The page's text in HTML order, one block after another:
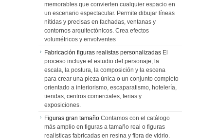
memorables que convierten cualquier espacio en
un escenario espectacular. Permite dibujar líneas
nítidas y precisas en fachadas, ventanas y
contornos arquitectónicos. Crea efectos
volumétricos y envolventes
Fabricación figuras realistas personalizadas El
proceso incluye el estudio del personaje, la
escala, la postura, la composición y la escena
para crear una pieza única o un conjunto completo
orientado a interiorismo, escaparatismo, hotelería,
tiendas, centros comerciales, ferias y
exposiciones.
Figuras gran tamaño Contamos con el catálogo
más amplio en figuras a tamaño real o figuras
realísticas fabricadas en resina y fibra de vidrio.